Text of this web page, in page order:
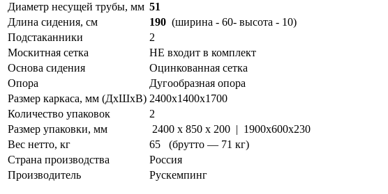
Диаметр несущей трубы, мм 51
Длина сидения, см
190 (ширина - 60- высота - 10)
Подстаканники
2
Москитная сетка
НЕ входит в комплект
Основа сидения
Оцинкованная сетка
Опора
Дугообразная опора
Размер каркаса, мм (ДхШхВ) 2400х1400х1700
Количество упаковок
2
Размер упаковки, мм
2400 x 850 x 200 | 1900x600x230
Вес нетто, кг
65 (брутто — 71 кг)
Страна производства
Россия
Производитель
Рускемпинг